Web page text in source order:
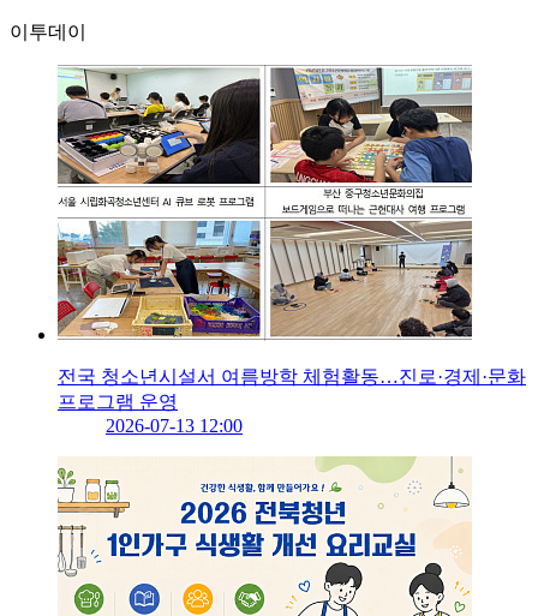
이투데이
전국 청소년시설서 여름방학 체험활동…진로·경제·문화
프로그램 운영
2026-07-13 12:00